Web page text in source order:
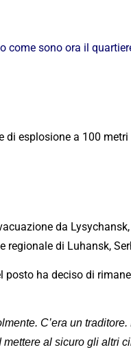
come sono ora il
di esplosione a 100
da
regionale di Luhansk,
ha deciso di
C’era un
al sicuro gli altri